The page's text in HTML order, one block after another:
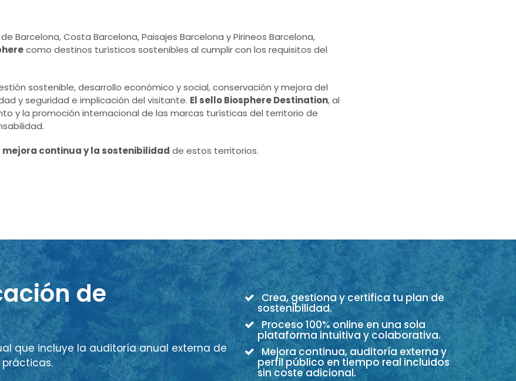
Barcelona, ​​Costa Barcelona, ​​Paisajes Barcelona y Pirineos Barcelona,
como destinos turísticos sostenibles al cumplir con los requisitos del
sostenible, desarrollo económico y social, conservación y mejora del
y seguridad e implicación del visitante. El sello Biosphere Destination, al
y la promoción internacional de las marcas turísticas del territorio de
mejora continua y la sostenibilidad de estos territorios.
de
que incluye la auditoría anual externa de
prácticas.
Crea, gestiona y certifica tu plan de
sostenibilidad.
Proceso 100% online en una sola
plataforma intuitiva y colaborativa.
Mejora continua, auditoría externa y
perfil público en tiempo real incluidos
sin coste adicional.